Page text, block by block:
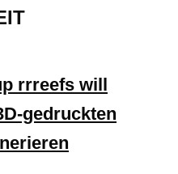
rrreefs will
gedruckten